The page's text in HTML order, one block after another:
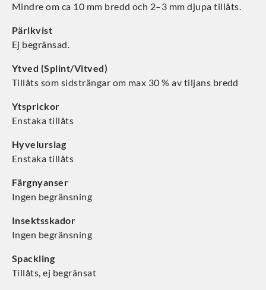
Mindre om ca 10 mm bredd och 2–3 mm djupa tillåts.
Pärlkvist
Ej begränsad.
Ytved (Splint/Vitved)
Tillåts som sidsträngar om max 30 % av tiljans bredd
Ytsprickor
Enstaka tillåts
Hyvelurslag
Enstaka tillåts
Färgnyanser
Ingen begränsning
Insektsskador
Ingen begränsning
Spackling
Tillåts, ej begränsat